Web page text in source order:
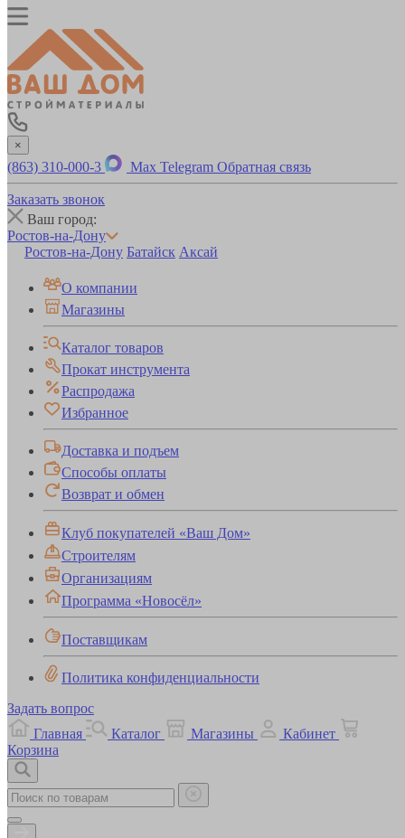
×
(863) 310-000-3 Max Telegram Обратная связь
Заказать звонок
Ваш город:
Ростов-на-Дону
Ростов-на-Дону Батайск Аксай
О компании
Магазины
Каталог товаров
Прокат инструмента
Распродажа
Избранное
Доставка и подъем
Способы оплаты
Возврат и обмен
Клуб покупателей «Ваш Дом»
Строителям
Организациям
Программа «Новосёл»
Поставщикам
Политика конфиденциальности
Задать вопрос
Главная
Каталог Магазины
Кабинет
Корзина